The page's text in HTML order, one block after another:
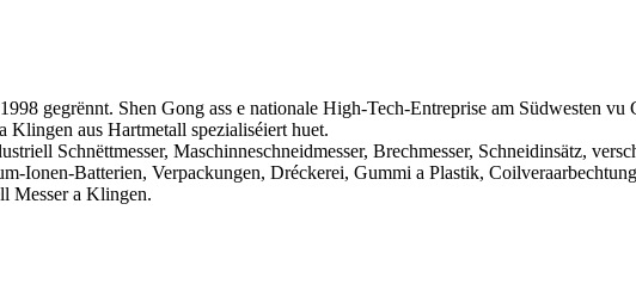
gegrënnt. Shen Gong ass e nationale High-Tech-Entreprise am Südwesten
aus Hartmetall spezialiséiert huet.
Schnëttmesser, Maschinneschneidmesser, Brechmesser, Schneidinsätz,
Ionen-Batterien, Verpackungen, Dréckerei, Gummi a Plastik,
Messer a Klingen.